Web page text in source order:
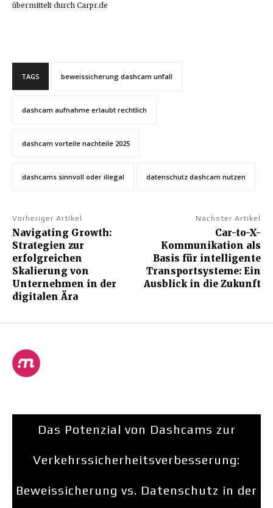
übermittelt durch Carpr.de
TAGS beweissicherung dashcam unfall
dashcam aufnahme erlaubt rechtlich
dashcam vorteile nachteile 2025
dashcams sinnvoll oder illegal datenschutz dashcam nutzen
Vorheriger Artikel
Navigating Growth:
Strategien zur
erfolgreichen
Skalierung von
Unternehmen in der
digitalen Ära
Nächster Artikel
Car-to-X-
Kommunikation als
Basis für intelligente
Transportsysteme: Ein
Ausblick in die Zukunft
Das Potenzial von Dashcams zur
Verkehrssicherheitsverbesserung:
Beweissicherung vs. Datenschutz in der